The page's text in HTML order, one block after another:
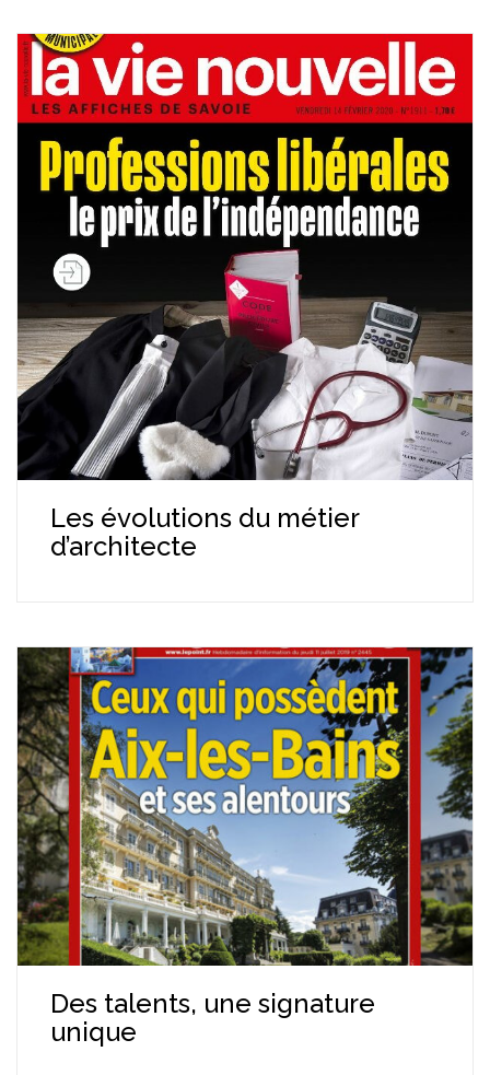
Les évolutions du métier
d’architecte
Des talents, une signature
unique